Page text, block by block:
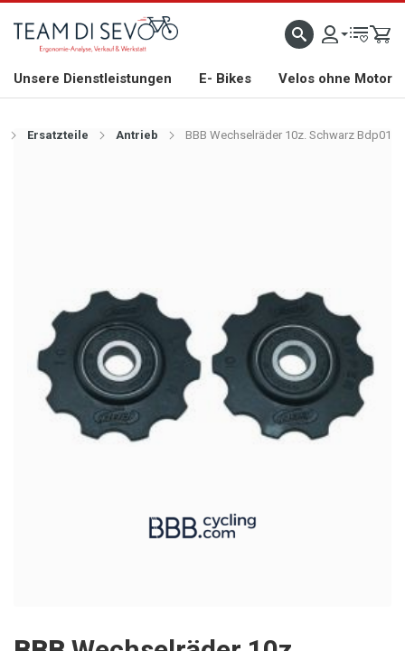
WILLKOMMEN GROSSE AUSWAHL AN RENNRÄDERN, GRAVEL, E-BIKES UND
Unsere Dienstleistungen E- Bikes Velos ohne Motor
Ersatzteile Antrieb BBB Wechselräder 10z. Schwarz Bdp01